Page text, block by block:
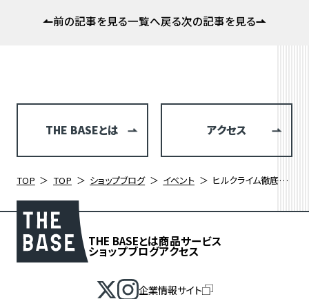
前の記事を見る一覧へ戻る次の記事を見る
THE BASEとは アクセス
TOP TOP ショップブログ イベント ヒルクライム徹底攻略2025
THE BASEとは商品サービス
ショップブログアクセス
企業情報サイト